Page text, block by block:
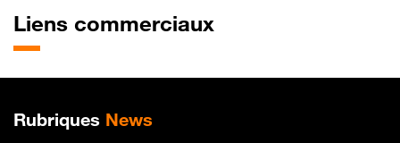
Liens commerciaux
Plan de site
Rubriques News